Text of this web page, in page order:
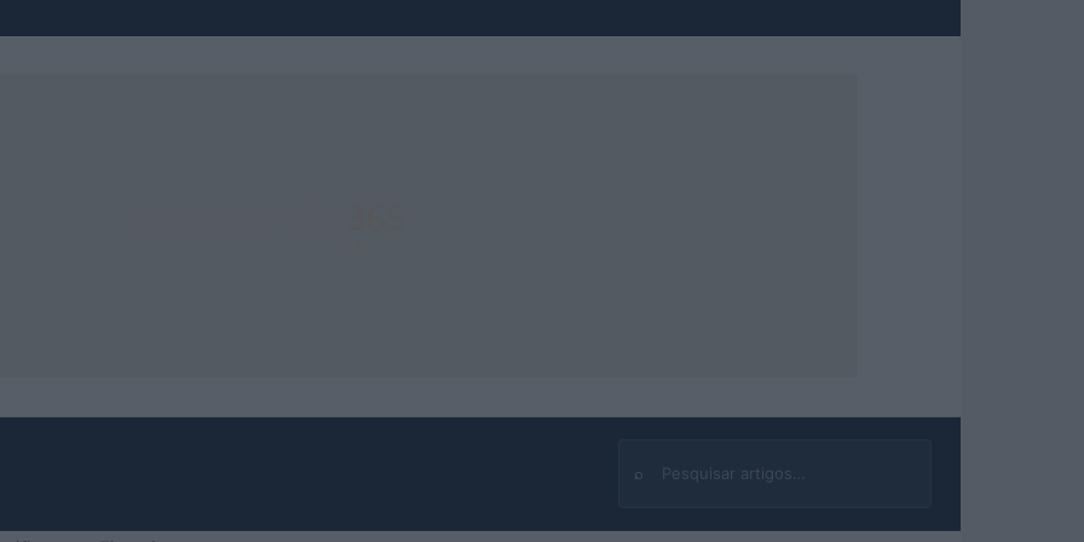
⌕
Buscar